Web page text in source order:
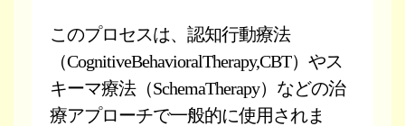
このプロセスは、認知行動療法
（CognitiveBehavioralTherapy,CBT）やス
キーマ療法（SchemaTherapy）などの治
療アプローチで一般的に使用されま